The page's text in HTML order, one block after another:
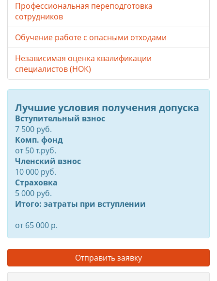
Профессиональная переподготовка
сотрудников
Обучение работе с опасными отходами
Независимая оценка квалификации
специалистов (НОК)
Лучшие условия получения допуска
Вступительный взнос
7 500 руб.
Комп. фонд
от50т.руб.
Членский взнос
10 000 руб.
Страховка
5 000 руб.
Итого: затраты при вступлении
от 65 000 р.
Отправить заявку